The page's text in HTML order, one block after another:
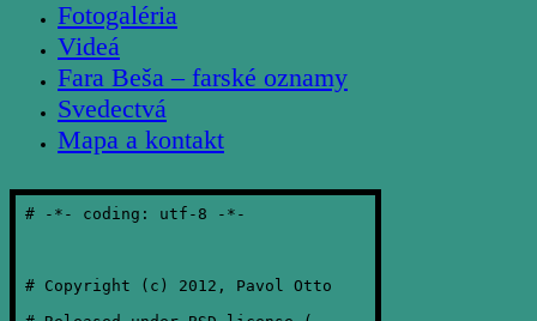
Fotogaléria
Videá
Fara Beša – farské oznamy
Svedectvá
Mapa a kontakt